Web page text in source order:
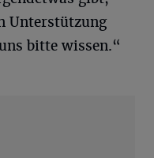
Unterstützung
bitte wissen.“